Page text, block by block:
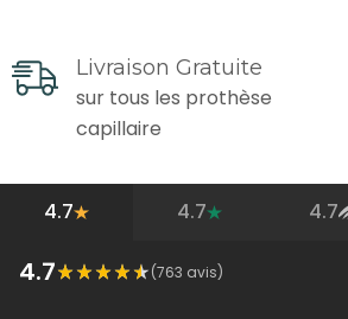
Livraison Gratuite
sur tous les prothèse
capillaire
4.7 4.7 4.7
4.7 (763 avis)